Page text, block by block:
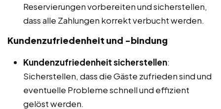
Reservierungen vorbereiten und sicherstellen,
dass alle Zahlungen korrekt verbucht werden.
Kundenzufriedenheit und -bindung
Kundenzufriedenheit sicherstellen:
Sicherstellen, dass die Gäste zufrieden sind und
eventuelle Probleme schnell und effizient
gelöst werden.